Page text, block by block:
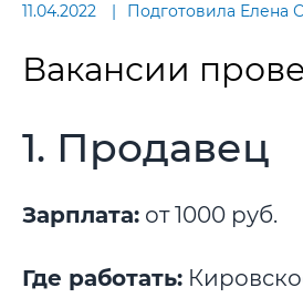
11.04.2022 Подготовила Елена
Вакансии
1. Продавец
Зарплата: от 1000 руб.
Где работать: